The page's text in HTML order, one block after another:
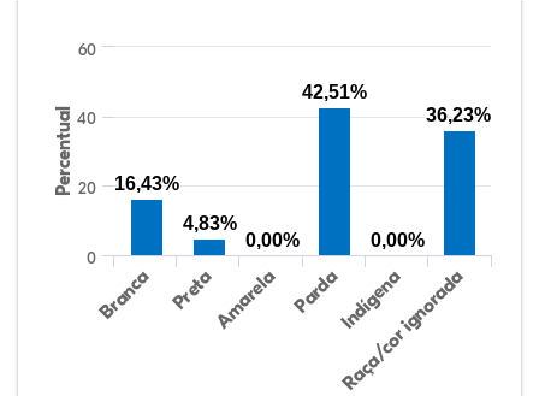
Percentual
Branca PretaAmarela PardaIndígena
Raça/cor ignorada
0
20
40
60
16,43%
4,83%
0,00%
42,51%
0,00%
36,23%